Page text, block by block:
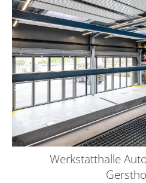
Werkstatthalle